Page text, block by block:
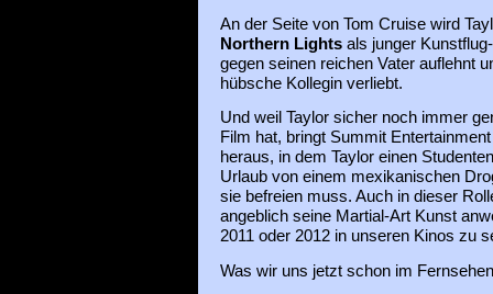
An der Seite von Tom Cruise wird
Northern Lightsals junger
gegen seinen reichen Vater auflehnt
hübsche Kollegin verliebt.
Und weil Taylor sicher noch immer
Film hat, bringt Summit
heraus, in dem Taylor einen
Urlaub von einem mexikanischen
sie befreien muss. Auch in dieser
angeblich seine Martial-Art Kunst
2011 oder 2012 in unseren Kinos zu
Was wir uns jetzt schon im